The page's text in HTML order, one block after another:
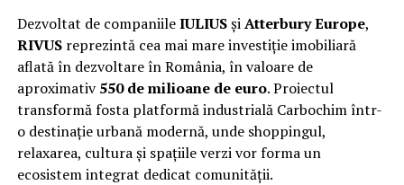
Dezvoltat de companiileIULIUSșiAtterbury Europe,
RIVUSreprezintă cea mai mare investiție imobiliară
aflată în dezvoltare în România, în valoare de
aproximativ550 de milioane de euro. Proiectul
transformă fosta platformă industrială Carbochim într-
o destinație urbană modernă, unde shoppingul,
relaxarea, cultura și spațiile verzi vor forma un
ecosistem integrat dedicat comunității.